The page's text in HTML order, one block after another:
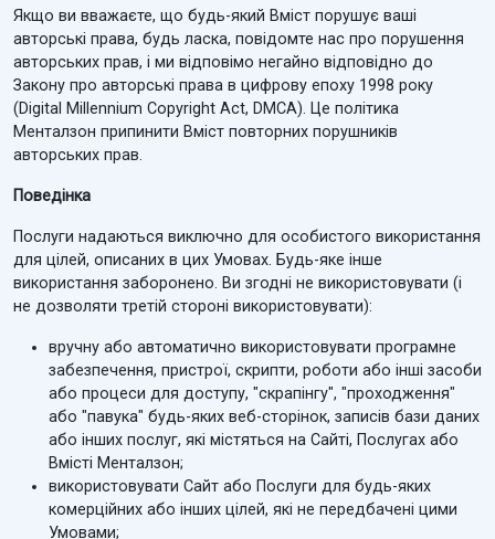
Якщо ви вважаєте, що будь-який Вміст порушує ваші
авторські права, будь ласка, повідомте нас про порушення
авторських прав, і ми відповімо негайно відповідно до
Закону про авторські права в цифрову епоху 1998 року
(Digital Millennium Copyright Act, DMCA). Це політика
Менталзон припинити Вміст повторних порушників
авторських прав.
Поведінка
Послуги надаються виключно для особистого використання
для цілей, описаних в цих Умовах. Будь-яке інше
використання заборонено. Ви згодні не використовувати (і
не дозволяти третій стороні використовувати):
вручну або автоматично використовувати програмне
забезпечення, пристрої, скрипти, роботи або інші засоби
або процеси для доступу, "скрапінгу", "проходження"
або "павука" будь-яких веб-сторінок, записів бази даних
або інших послуг, які містяться на Сайті, Послугах або
Вмісті Менталзон;
використовувати Сайт або Послуги для будь-яких
комерційних або інших цілей, які не передбачені цими
Умовами;